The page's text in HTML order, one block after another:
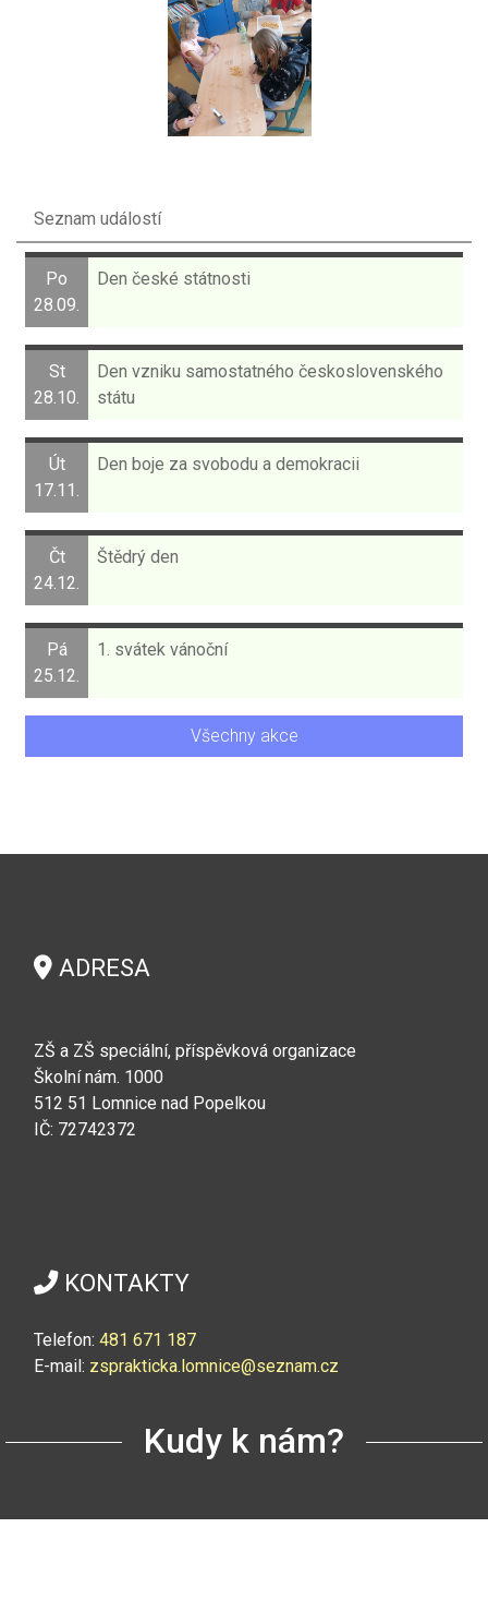
Seznam událostí
Po
28.09.
Den české státnosti
St
28.10.
Den vzniku samostatného československého
státu
Út
17.11.
Den boje za svobodu a demokracii
Čt
24.12.
Štědrý den
Pá
25.12.
1. svátek vánoční
Všechny akce
ADRESA
ZŠ a ZŠ speciální, příspěvková organizace
Školní nám. 1000
512 51 Lomnice nad Popelkou
IČ: 72742372
KONTAKTY
Telefon: 481 671 187
E-mail: zsprakticka.lomnice@seznam.cz
Kudy k nám?